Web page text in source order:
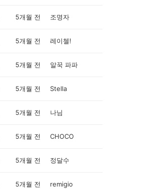
5개월 전 조명자
5개월 전 레이첼!
5개월 전 알꾹 파파
5개월 전 Stella
5개월 전 나님
5개월 전 CHOCO
5개월 전 정달수
5개월 전 remigio